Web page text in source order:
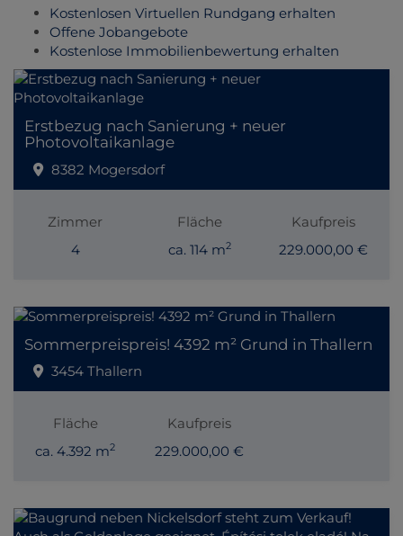
Kostenlosen Virtuellen Rundgang erhalten
Offene Jobangebote
Kostenlose Immobilienbewertung erhalten
Erstbezug nach Sanierung + neuer
Photovoltaikanlage
8382 Mogersdorf
Zimmer
4
Fläche
ca. 114 m2
Kaufpreis
229.000,00 €
Sommerpreispreis! 4392 m² Grund in Thallern
3454 Thallern
Fläche
ca. 4.392 m2
Kaufpreis
229.000,00 €